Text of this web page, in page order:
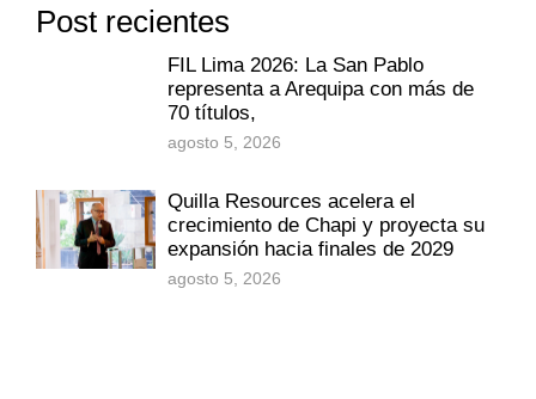
Post recientes
FIL Lima 2026: La San Pablo
representa a Arequipa con más de
70 títulos,
agosto 5, 2026
Quilla Resources acelera el
crecimiento de Chapi y proyecta su
expansión hacia finales de 2029
agosto 5, 2026